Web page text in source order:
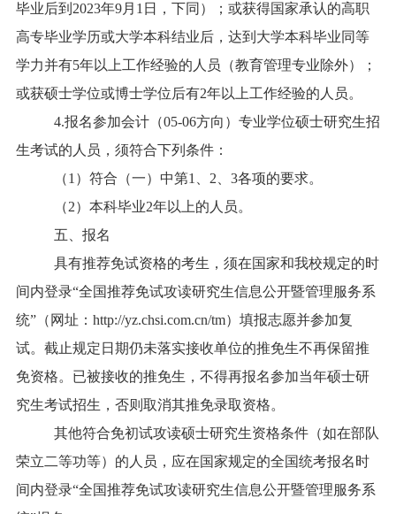
毕业后到2023年9月1日，下同）；或获得国家承认的高职
高专毕业学历或大学本科结业后，达到大学本科毕业同等
学力并有5年以上工作经验的人员（教育管理专业除外）；
或获硕士学位或博士学位后有2年以上工作经验的人员。
4.报名参加会计（05-06方向）专业学位硕士研究生招
生考试的人员，须符合下列条件：
（1）符合（一）中第1、2、3各项的要求。
（2）本科毕业2年以上的人员。
五、报名
具有推荐免试资格的考生，须在国家和我校规定的时
间内登录“全国推荐免试攻读研究生信息公开暨管理服务系
统”（网址：http://yz.chsi.com.cn/tm）填报志愿并参加复
试。截止规定日期仍未落实接收单位的推免生不再保留推
免资格。已被接收的推免生，不得再报名参加当年硕士研
究生考试招生，否则取消其推免录取资格。
其他符合免初试攻读硕士研究生资格条件（如在部队
荣立二等功等）的人员，应在国家规定的全国统考报名时
间内登录“全国推荐免试攻读研究生信息公开暨管理服务系